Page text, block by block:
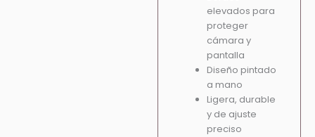
elevados para
proteger
cámara y
pantalla
Diseño pintado
a mano
Ligera, durable
y de ajuste
preciso